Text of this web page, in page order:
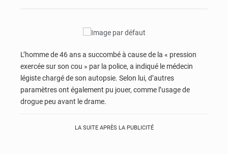
L’homme de 46 ans a succombé à cause de la « pression
exercée sur son cou » par la police, a indiqué le médecin
légiste chargé de son autopsie. Selon lui, d’autres
paramètres ont également pu jouer, comme l’usage de
drogue peu avant le drame.
LA SUITE APRÈS LA PUBLICITÉ